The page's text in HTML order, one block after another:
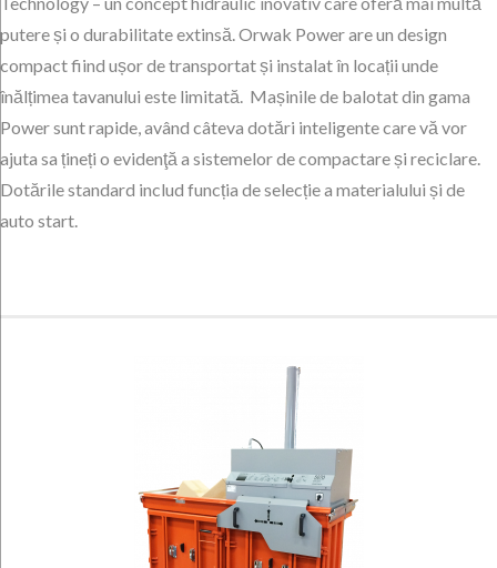
putere și o durabilitate extinsă. Orwak Power are un design
compact fiind ușor de transportat și instalat în locații unde
înălțimea tavanului este limitată. Mașinile de balotat din gama
Power sunt rapide, având câteva dotări inteligente care vă vor
ajuta sa țineți o evidenţă a sistemelor de compactare și reciclare.
Dotările standard includ funcția de selecție a materialului și de
auto start.